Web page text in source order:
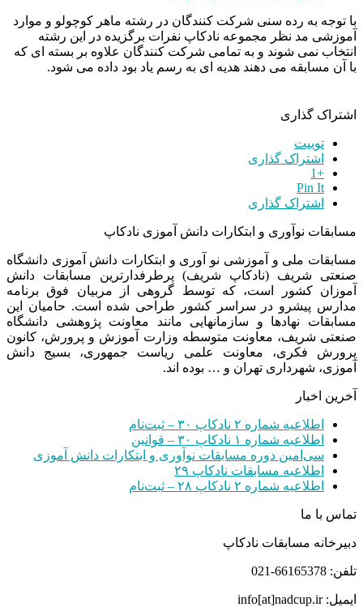
با توجه به رده سنی شرکت کنندگان در رشته ماهر کوچولو و موارد
آموزشی مد نظر مجموعه نادکاپ نفرات برگزیده در این رشته
انتخاب نمی شوند و به تمامی شرکت کنندگان علاوه بر بسته ای که
با آن مسابقه می دهند هدیه ای به رسم یاد بود داده می شود.
اشتراک گذاری
توییت
اشتراک گذاری
+1
Pin It
اشتراک گذاری
مسابقات نوآوری و ابتکارات دانش آموزی نادکاپ
مسابقات ملی و آموزشی نو آوری و ابتکارات دانش آموزی دانشگاه
صنعتی شریف (نادکاپ شریف) پرطرفدارترین مسابقات دانش
آموزان کشور است، که توسط گروهی از مربیان فوق برنامه
مدارس پیشرو در سراسر کشور طراحی شده است. حامیان این
مسابقات نهادها و سازمانهایی مانند معاونت پژوهشی دانشگاه
صنعتی شریف، معاونت متوسطه وزارت آموزش و پرورش، کانون
پرورش فکری، معاونت علمی ریاست جمهوری، بسیج دانش
آموزی، شهرداری تهران و … بوده اند.
آخرین اخبار
اطلاعیه شماره ۲ نادکاپ ۳۰ – ثبت‌نام
اطلاعیه شماره ۱ نادکاپ ۳۰ – قوانین
سی‌امین دوره مسابقات نوآوری و ابتکارات دانش آموزی
اطلاعیه مسابقات نادکاپ ۲۹
اطلاعیه شماره ۲ نادکاپ ۲۸ – ثبت‌نام
تماس با ما
دبیرخانه مسابقات نادکاپ
تلفن: 66165378-021
ایمیل: info[at]nadcup.ir